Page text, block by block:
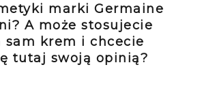
marki Germaine
A może stosujecie
sam krem i chcecie
tutaj swoją opinią?